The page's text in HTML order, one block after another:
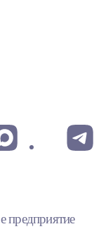
предприятие